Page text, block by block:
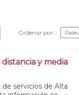
Ordenar por
y media
servicios de Alta